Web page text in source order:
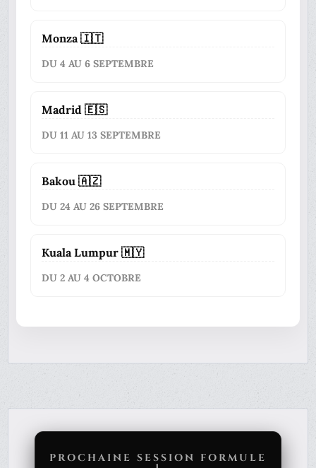
Monza 🇮🇹
DU 4 AU 6 SEPTEMBRE
Madrid 🇪🇸
DU 11 AU 13 SEPTEMBRE
Bakou 🇦🇿
DU 24 AU 26 SEPTEMBRE
Kuala Lumpur 🇲🇾
DU 2 AU 4 OCTOBRE
PROCHAINE SESSION FORMULE